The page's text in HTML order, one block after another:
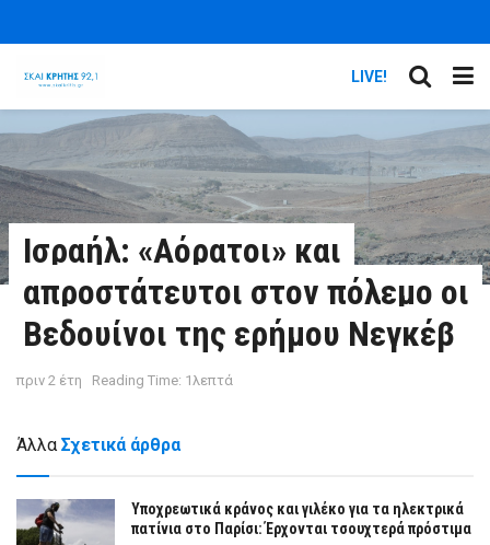
LIVE!
Ισραήλ: «Αόρατοι» και
απροστάτευτοι στον πόλεμο οι
Βεδουίνοι της ερήμου Νεγκέβ
πριν 2 έτη Reading Time: 1λεπτά
Άλλα Σχετικά άρθρα
Υποχρεωτικά κράνος και γιλέκο για τα ηλεκτρικά
πατίνια στο Παρίσι: Έρχονται τσουχτερά πρόστιμα